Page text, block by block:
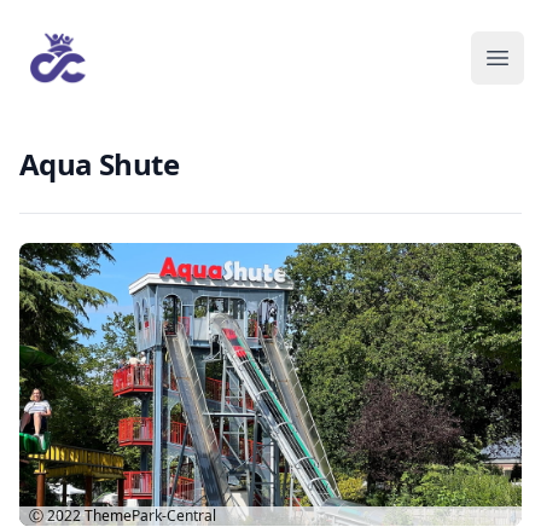
Aqua Shute
Ⓒ 2022ThemePark-Central